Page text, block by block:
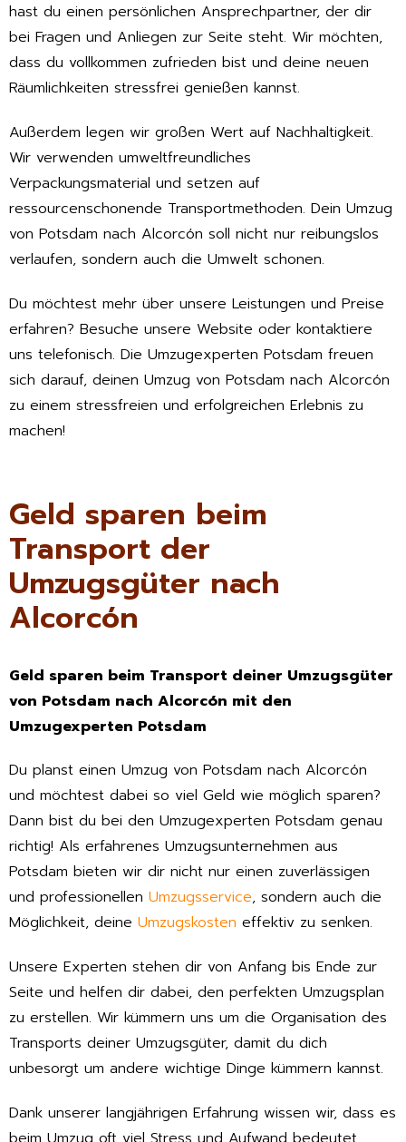
hast du einen persönlichen Ansprechpartner, der dir
bei Fragen und Anliegen zur Seite steht. Wir möchten,
dass du vollkommen zufrieden bist und deine neuen
Räumlichkeiten stressfrei genießen kannst.
Außerdem legen wir großen Wert auf Nachhaltigkeit.
Wir verwenden umweltfreundliches
Verpackungsmaterial und setzen auf
ressourcenschonende Transportmethoden. Dein Umzug
von Potsdam nach Alcorcón soll nicht nur reibungslos
verlaufen, sondern auch die Umwelt schonen.
Du möchtest mehr über unsere Leistungen und Preise
erfahren? Besuche unsere Website oder kontaktiere
uns telefonisch. Die Umzugexperten Potsdam freuen
sich darauf, deinen Umzug von Potsdam nach Alcorcón
zu einem stressfreien und erfolgreichen Erlebnis zu
machen!
Geld sparen beim
Transport der
Umzugsgüter nach
Alcorcón
Geld sparen beim Transport deiner Umzugsgüter
von Potsdam nach Alcorcón mit den
Umzugexperten Potsdam
Du planst einen Umzug von Potsdam nach Alcorcón
und möchtest dabei so viel Geld wie möglich sparen?
Dann bist du bei den Umzugexperten Potsdam genau
richtig! Als erfahrenes Umzugsunternehmen aus
Potsdam bieten wir dir nicht nur einen zuverlässigen
und professionellen Umzugsservice, sondern auch die
Möglichkeit, deine Umzugskosten effektiv zu senken.
Unsere Experten stehen dir von Anfang bis Ende zur
Seite und helfen dir dabei, den perfekten Umzugsplan
zu erstellen. Wir kümmern uns um die Organisation des
Transports deiner Umzugsgüter, damit du dich
unbesorgt um andere wichtige Dinge kümmern kannst.
Dank unserer langjährigen Erfahrung wissen wir, dass es